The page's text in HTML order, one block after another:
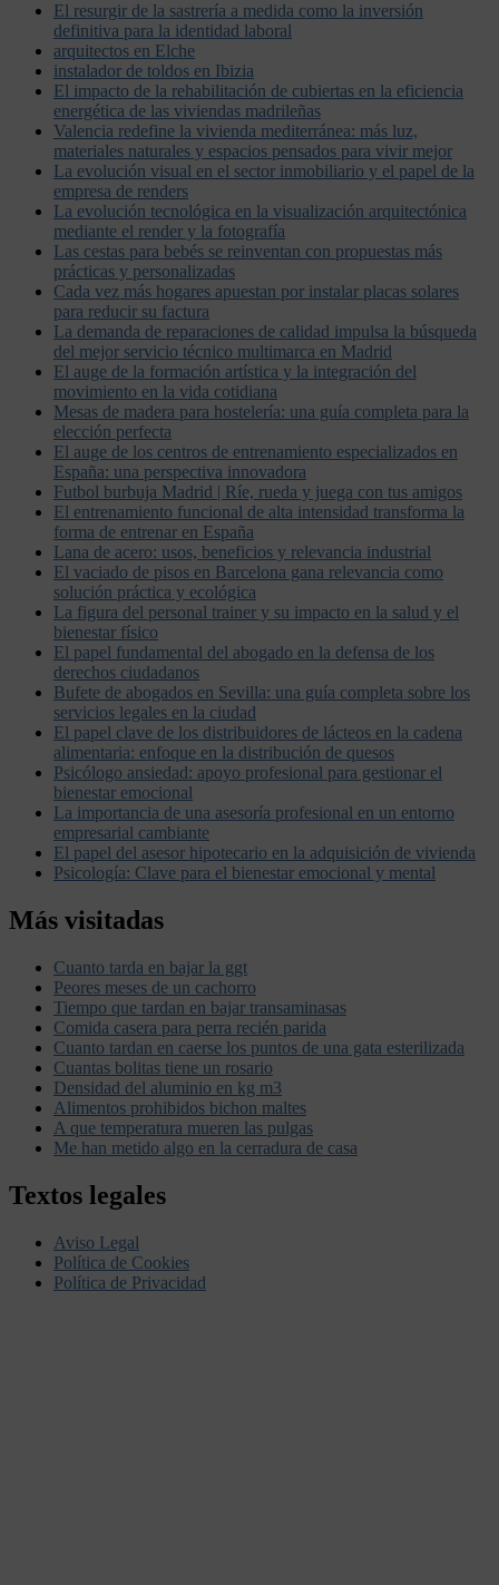
El resurgir de la sastrería a medida como la inversión
definitiva para la identidad laboral
arquitectos en Elche
instalador de toldos en Ibizia
El impacto de la rehabilitación de cubiertas en la eficiencia
energética de las viviendas madrileñas
Valencia redefine la vivienda mediterránea: más luz,
materiales naturales y espacios pensados para vivir mejor
La evolución visual en el sector inmobiliario y el papel de la
empresa de renders
La evolución tecnológica en la visualización arquitectónica
mediante el render y la fotografía
Las cestas para bebés se reinventan con propuestas más
prácticas y personalizadas
Cada vez más hogares apuestan por instalar placas solares
para reducir su factura
La demanda de reparaciones de calidad impulsa la búsqueda
del mejor servicio técnico multimarca en Madrid
El auge de la formación artística y la integración del
movimiento en la vida cotidiana
Mesas de madera para hostelería: una guía completa para la
elección perfecta
El auge de los centros de entrenamiento especializados en
España: una perspectiva innovadora
Futbol burbuja Madrid | Ríe, rueda y juega con tus amigos
El entrenamiento funcional de alta intensidad transforma la
forma de entrenar en España
Lana de acero: usos, beneficios y relevancia industrial
El vaciado de pisos en Barcelona gana relevancia como
solución práctica y ecológica
La figura del personal trainer y su impacto en la salud y el
bienestar físico
El papel fundamental del abogado en la defensa de los
derechos ciudadanos
Bufete de abogados en Sevilla: una guía completa sobre los
servicios legales en la ciudad
El papel clave de los distribuidores de lácteos en la cadena
alimentaria: enfoque en la distribución de quesos
Psicólogo ansiedad: apoyo profesional para gestionar el
bienestar emocional
La importancia de una asesoría profesional en un entorno
empresarial cambiante
El papel del asesor hipotecario en la adquisición de vivienda
Psicología: Clave para el bienestar emocional y mental
Más visitadas
Cuanto tarda en bajar la ggt
Peores meses de un cachorro
Tiempo que tardan en bajar transaminasas
Comida casera para perra recién parida
Cuanto tardan en caerse los puntos de una gata esterilizada
Cuantas bolitas tiene un rosario
Densidad del aluminio en kg m3
Alimentos prohibidos bichon maltes
A que temperatura mueren las pulgas
Me han metido algo en la cerradura de casa
Textos legales
Aviso Legal
Política de Cookies
Política de Privacidad